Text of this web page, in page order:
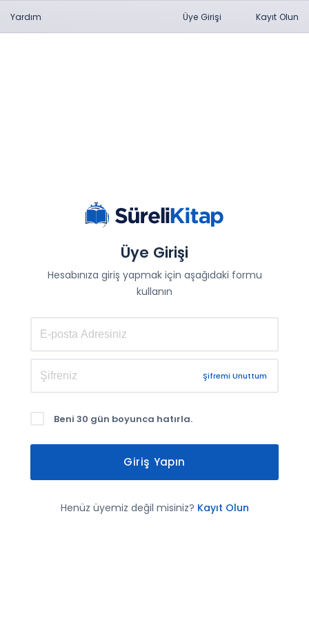
Yardım Üye Girişi Kayıt Olun
Üye Girişi
Hesabınıza giriş yapmak için aşağıdaki formu
kullanın
Şifremi Unuttum
Beni 30 gün boyunca hatırla.
Giriş Yapın
Henüz üyemiz değil misiniz? Kayıt Olun